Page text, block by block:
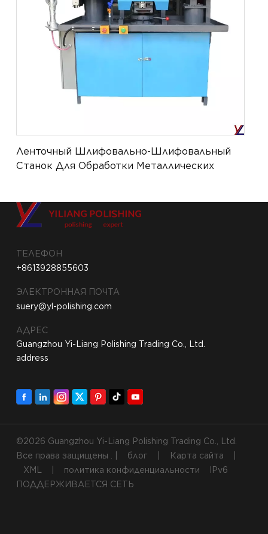
Ленточный Шлифовально-Шлифовальный
Станок Для Обработки Металлических
ТЕЛЕФОН
+8613928855603
ЭЛЕКТРОННАЯ ПОЧТА
suery@yl-polishing.com
АДРЕС
Guangzhou Yi-Liang Polishing Trading Co., Ltd.
address
©2026 Guangzhou Yi-Liang Polishing Trading Co., Ltd.
Все права защищены . |
блог Карта сайта
XML
политика конфиденциальности
IPv6
ПОДДЕРЖИВАЕТСЯ СЕТЬ